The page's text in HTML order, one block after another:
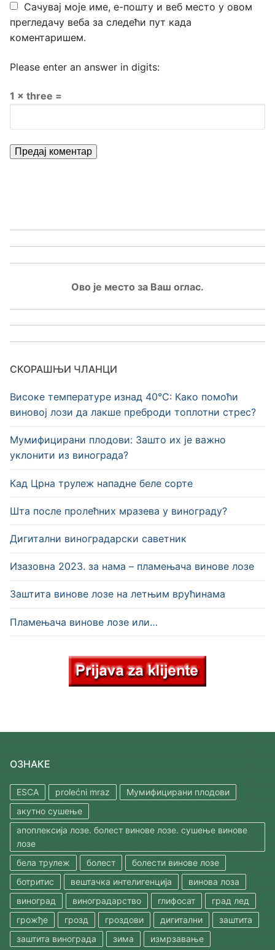
Сачувај моје име, е-пошту и веб место у овом
прегледачу веба за следећи пут када
коментаришем.
Please enter an answer in digits:
1 × three =
Ово је место за Ваш оглас.
СКОРАШЊИ ЧЛАНЦИ
Високе температуре изнад 40°C: Како помоћи
виновој лози да лакше преброди топлотни стрес?
Мумифицирани плодови: Зашто их је важно
уклонити из винограда?
Кад Црна трулеж нападне беле сорте
Шта после пролећних мразева у винограду?
Дигитални виноградарски саветник
Изазовна 2023. за нама – пламењача винове лозе
Заштита винове лозе на летњим врућинама
Пламењача винове лозе или…
ОЗНАКЕ
ESCA prolećni mraz
Мумифицирани плодови
акутно сушење
апоплексија лозе. болест винове лозе. сушење винове
лозе
бела трулеж
болест
болести винове лозе
ботритис
вештачка интелигенција
винова лоза
виноград
виноградарство глифосат
град лед
грожђе
грозд гроздови дигитални
заштита
заштита винограда
зима измрзавање